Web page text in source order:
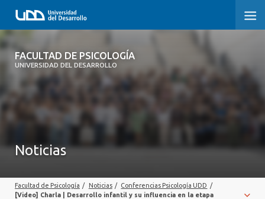
FACULTAD DE PSICOLOGÍA
UNIVERSIDAD DEL DESARROLLO
FACULTAD DE PSICOLOGÍA
POSTGRADOS Y EDUCACIÓN CONTINUA
Noticias
Facultad de Psicología / Noticias / Conferencias Psicología UDD /
[Video] Charla | Desarrollo infantil y su influencia en la etapa